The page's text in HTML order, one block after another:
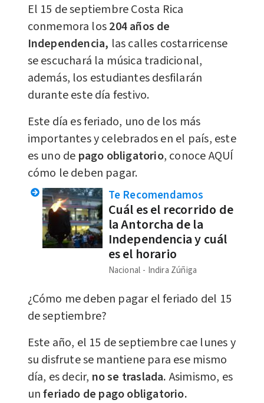
El 15 de septiembre Costa Rica
conmemora los204 años de
Independencia, las calles costarricense
se escuchará la música tradicional,
además, los estudiantes desfilarán
durante este día festivo.
Este día es feriado, uno de los más
importantes y celebrados en el país, este
es uno de pago obligatorio, conoce AQUÍ
cómo le deben pagar.
Te Recomendamos
Cuál es el recorrido de
la Antorcha de la
Independencia y cuál
es el horario
Nacional Indira Zúñiga
¿Cómo me deben pagar el feriado del 15
de septiembre?
Este año, el 15 de septiembre cae lunes y
su disfrute se mantiene para ese mismo
día, es decir, no se traslada.Asimismo, es
unferiado de pago obligatorio.